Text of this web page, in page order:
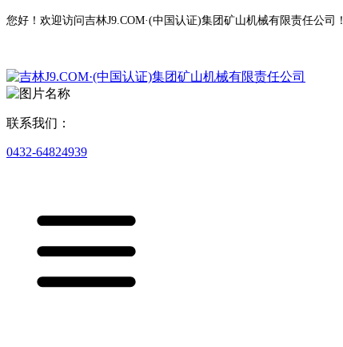
您好！欢迎访问吉林J9.COM·(中国认证)集团矿山机械有限责任公司！
联系我们：
0432-64824939